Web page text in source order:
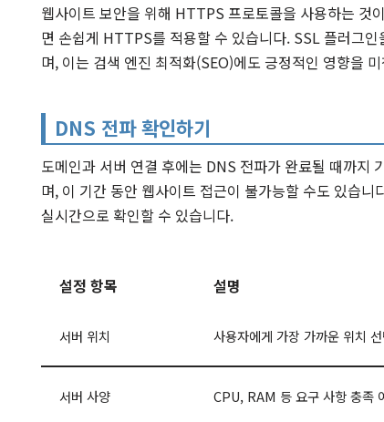
웹사이트 보안을 위해 HTTPS 프로토콜을 사용하는
면 손쉽게 HTTPS를 적용할 수 있습니다. SSL 플러그
며, 이는 검색 엔진 최적화(SEO)에도 긍정적인 영향을
DNS 전파 확인하기
도메인과 서버 연결 후에는 DNS 전파가 완료될 때까지
며, 이 기간 동안 웹사이트 접근이 불가능할 수도 있습
실시간으로 확인할 수 있습니다.
설정 항목 설명
서버 위치 사용자에게 가장 가까운 위치
서버 사양 CPU, RAM 등 요구 사항 충족